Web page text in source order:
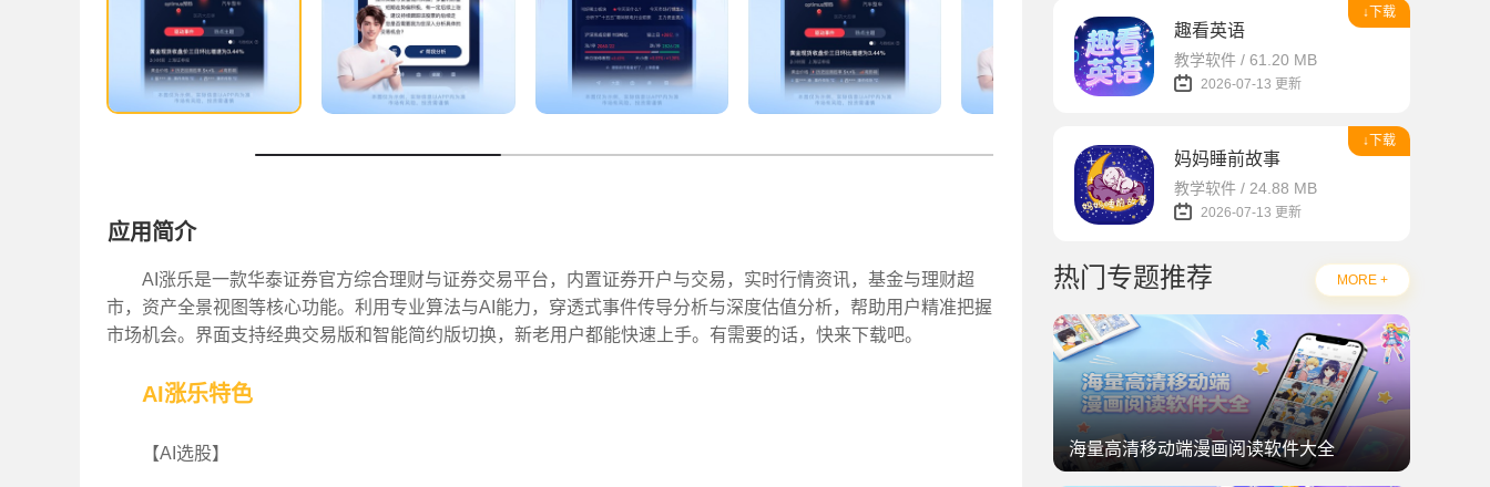
应用简介
AI涨乐是一款华泰证券官方综合理财与证券交易平台，内置证券开户与交易，实时行情资讯，基金与理财超
市，资产全景视图等核心功能。利用专业算法与AI能力，穿透式事件传导分析与深度估值分析，帮助用户精准把握
市场机会。界面支持经典交易版和智能简约版切换，新老用户都能快速上手。有需要的话，快来下载吧。
AI涨乐特色
【AI选股】
↓下载
趣看英语
教学软件 / 61.20 MB
2026-07-13 更新
↓下载
妈妈睡前故事
教学软件 / 24.88 MB
2026-07-13 更新
热门专题推荐 MORE +
海量高清移动端漫画阅读软件大全